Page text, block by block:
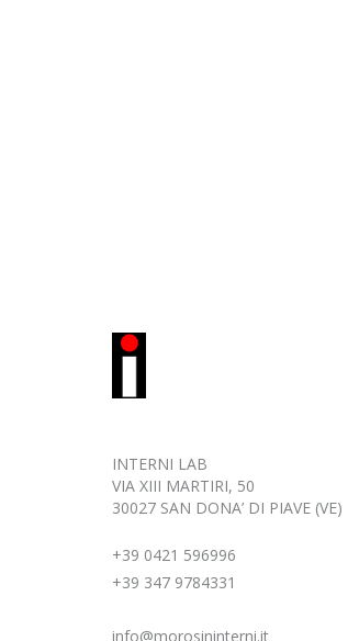
INTERNI LAB
VIA XIII MARTIRI, 50
30027 SAN DONA’ DI PIAVE (VE)
+39 0421 596996
+39 347 9784331
info@morosininterni.it